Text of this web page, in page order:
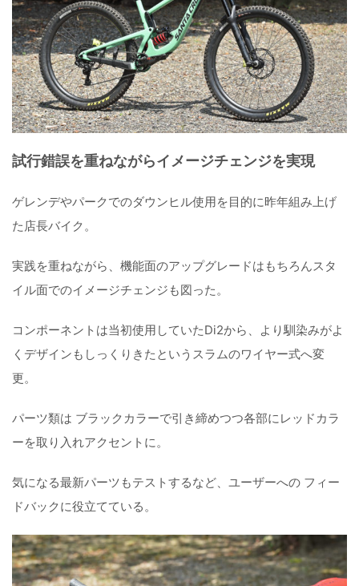
試行錯誤を重ねながらイメージチェンジを実現
ゲレンデやパークでのダウンヒル使用を目的に昨年組み上げ
た店長バイク。
実践を重ねながら、機能面のアップグレードはもちろんスタ
イル面でのイメージチェンジも図った。
コンポーネントは当初使用していたDi2から、より馴染みがよ
くデザインもしっくりきたというスラムのワイヤー式へ変
更。
パーツ類は ブラックカラーで引き締めつつ各部にレッドカラ
ーを取り入れアクセントに。
気になる最新パーツもテストするなど、ユーザーへの フィー
ドバックに役立てている。